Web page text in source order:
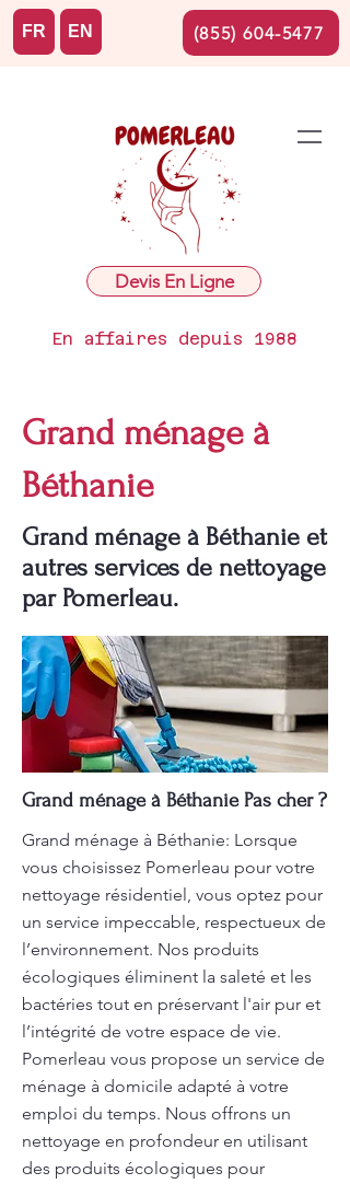
Devis En Ligne
En affaires depuis 1988
FR EN (855) 604-5477
Grand ménage à
Béthanie
Grand ménage à Béthanie et
autres services de nettoyage
par Pomerleau.
Grand ménage à Béthanie Pas cher ?
Grand ménage à Béthanie: Lorsque
vous choisissez Pomerleau pour votre
nettoyage résidentiel, vous optez pour
un service impeccable, respectueux de
l’environnement. Nos produits
écologiques éliminent la saleté et les
bactéries tout en préservant l'air pur et
l’intégrité de votre espace de vie.
Pomerleau vous propose un service de
ménage à domicile adapté à votre
emploi du temps. Nous offrons un
nettoyage en profondeur en utilisant
des produits écologiques pour